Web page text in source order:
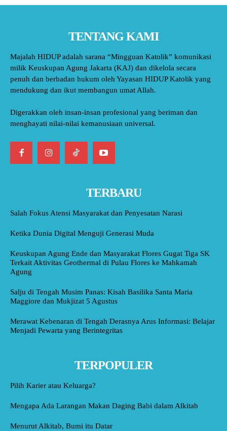
TENTANG KAMI
Majalah HIDUP adalah sarana “Mingguan Katolik” komunikasi
milik Keuskupan Agung Jakarta (KAJ) dan dikelola secara
penuh dan berbadan hukum oleh Yayasan HIDUP Katolik yang
mendukung dan ikut membangun umat Allah.
Digerakkan oleh insan-insan profesional yang beriman dan
menghayati nilai-nilai kemanusiaan universal.
TERBARU
Salah Fokus Atensi Masyarakat dan Penyesatan Narasi
Ketika Dunia Digital Menguji Generasi Muda
Keuskupan Agung Ende dan Masyarakat Flores Gugat Tiga SK
Terkait Aktivitas Geothermal di Pulau Flores ke Mahkamah
Agung
Salju di Tengah Musim Panas: Kisah Basilika Santa Maria
Maggiore dan Mukjizat 5 Agustus
Merawat Kebenaran di Tengah Derasnya Arus Informasi: Belajar
Menjadi Pewarta yang Berintegritas
TERPOPULER
Pilih Karier atau Keluarga?
Mengapa Ada Larangan Makan Daging Babi dalam Alkitab
Menurut Alkitab, Bumi itu Datar